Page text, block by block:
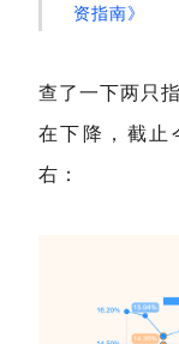
资指南》
查了一下两只
在下降，截止
右：